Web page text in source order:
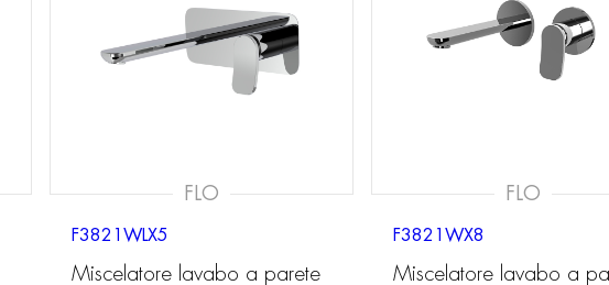
FLO
F3821WLX5
Miscelatore lavabo a parete
FLO
F3821WX8
Miscelatore lavabo a